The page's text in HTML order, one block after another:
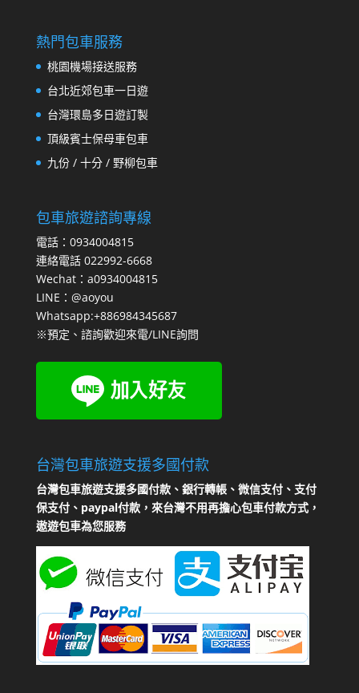
熱門包車服務
桃園機場接送服務
台北近郊包車一日遊
台灣環島多日遊訂製
頂級賓士保母車包車
九份 / 十分 / 野柳包車
包車旅遊諮詢專線
電話：0934004815
連絡電話 022992-6668
Wechat：a0934004815
LINE：@aoyou
Whatsapp:+886984345687
※預定、諮詢歡迎來電/LINE詢問
台灣包車旅遊支援多國付款
台灣包車旅遊支援多國付款、銀行轉帳、微信支付、支付
保支付、paypal付款，來台灣不用再擔心包車付款方式，
遨遊包車為您服務